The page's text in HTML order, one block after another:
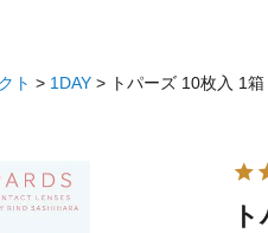
ト 1DAY トパーズ 10枚入 1箱